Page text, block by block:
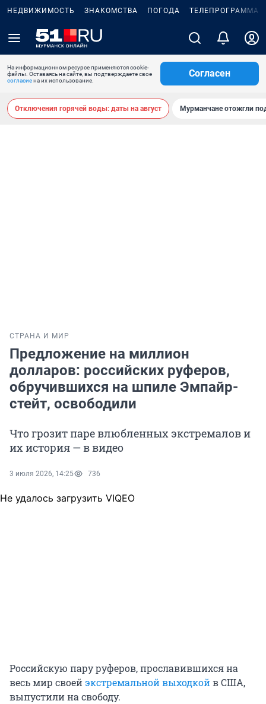
НЕДВИЖИМОСТЬ ЗНАКОМСТВА ПОГОДА ТЕЛЕПРОГРАММА
На информационном ресурсе применяются cookie-
файлы. Оставаясь на сайте, вы подтверждаете свое
согласиена их использование.
Согласен
Отключения горячей воды: даты на август Мурманчане отожгли
СТРАНА И МИР
Предложение на миллион
долларов: российских руферов,
обручившихся на шпиле Эмпайр-
стейт, освободили
Что грозит паре влюбленных экстремалов и
их история — в видео
3 июля 2026, 14:25 736
Не удалось загрузить VIQEO
Российскую пару руферов, прославившихся на
весь мир своейэкстремальной выходкойв США,
выпустили на свободу.